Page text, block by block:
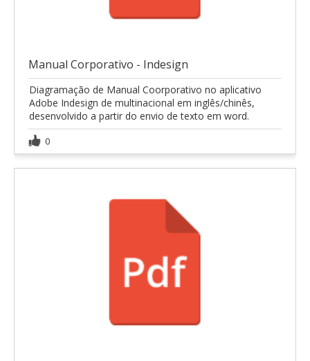
Manual Corporativo - Indesign
Diagramação de Manual Coorporativo no aplicativo
Adobe Indesign de multinacional em inglês/chinês,
desenvolvido a partir do envio de texto em word.
0